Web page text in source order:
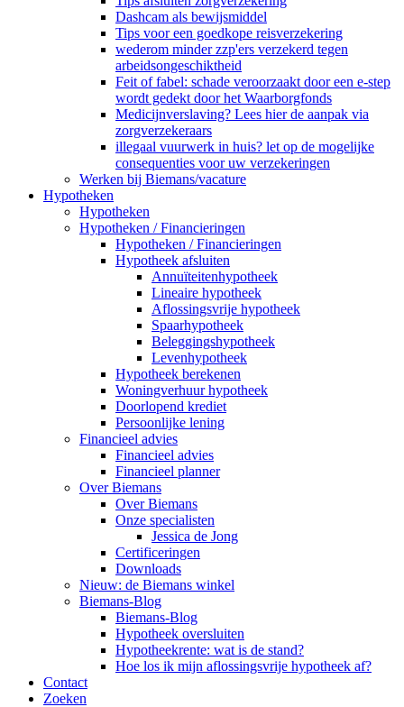
Dashcam als bewijsmiddel
Tips voor een goedkope reisverzekering
wederom minder zzp'ers verzekerd tegen
arbeidsongeschiktheid
Feit of fabel: schade veroorzaakt door een e-step
wordt gedekt door het Waarborgfonds
Medicijnverslaving? Lees hier de aanpak via
zorgverzekeraars
illegaal vuurwerk in huis? let op de mogelijke
consequenties voor uw verzekeringen
Werken bij Biemans/vacature
Hypotheken
Hypotheken
Hypotheken / Financieringen
Hypotheken / Financieringen
Hypotheek afsluiten
Annuïteitenhypotheek
Lineaire hypotheek
Aflossingsvrije hypotheek
Spaarhypotheek
Beleggingshypotheek
Levenhypotheek
Hypotheek berekenen
Woningverhuur hypotheek
Doorlopend krediet
Persoonlijke lening
Financieel advies
Financieel advies
Financieel planner
Over Biemans
Over Biemans
Onze specialisten
Jessica de Jong
Certificeringen
Downloads
Nieuw: de Biemans winkel
Biemans-Blog
Biemans-Blog
Hypotheek oversluiten
Hypotheekrente: wat is de stand?
Hoe los ik mijn aflossingsvrije hypotheek af?
Contact
Zoeken